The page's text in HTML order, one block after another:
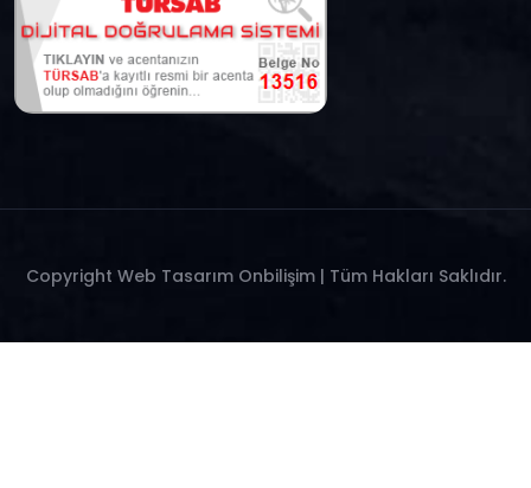
Copyright Web Tasarım Onbilişim| Tüm Hakları Saklıdır.